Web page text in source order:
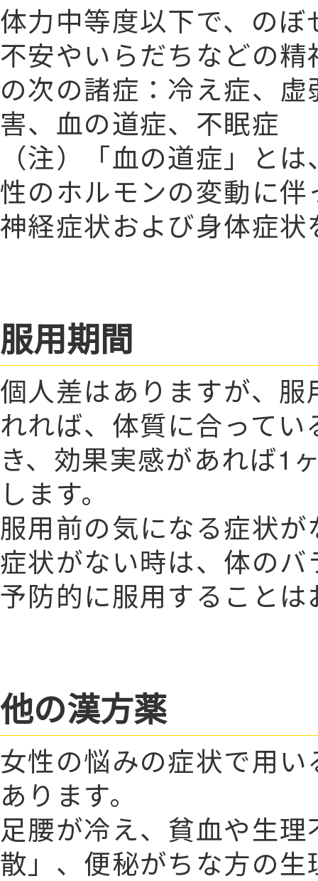
体力中等度以下で、の
不安やいらだちなどの
の次の諸症：冷え症、
害、血の道症、不眠症
（注）「血の道症」と
性のホルモンの変動に
神経症状および身体症状
服用期間
個人差はありますが、
れれば、体質に合って
き、効果実感があれば1
します。
服用前の気になる症状
症状がない時は、体の
予防的に服用すること
他の漢方薬
女性の悩みの症状で用
あります。
足腰が冷え、貧血や生
散」、便秘がちな方の